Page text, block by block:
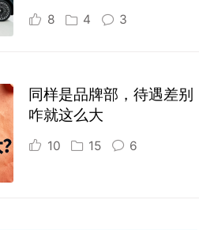
8 4 3
同样是品牌部，待遇差别
咋就这么大
10 15 6